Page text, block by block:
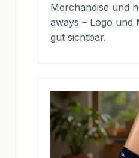
Merchandise und
aways – Logo und
gut sichtbar.